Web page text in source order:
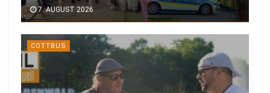
7. AUGUST 2026
COTTBUS